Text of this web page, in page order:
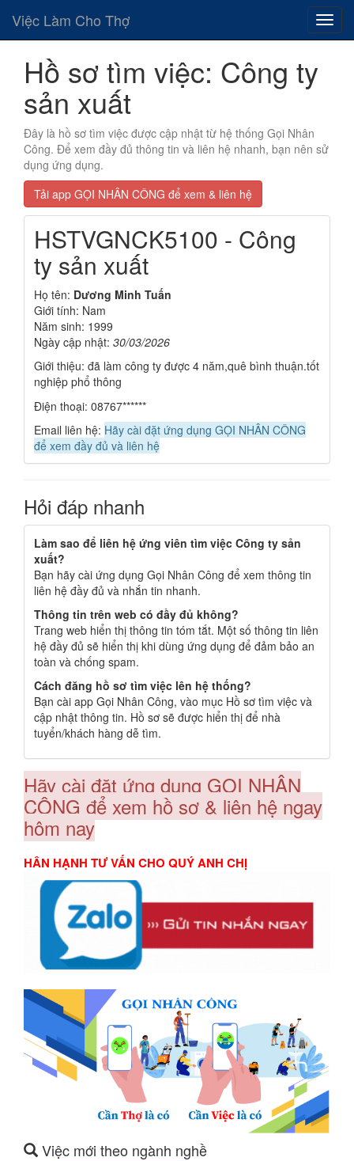
Việc Làm Cho Thợ
Hồ sơ tìm việc: Công ty
sản xuất
Đây là hồ sơ tìm việc được cập nhật từ hệ thống Gọi Nhân
Công. Để xem đầy đủ thông tin và liên hệ nhanh, bạn nên sử
dụng ứng dụng.
Tải app GỌI NHÂN CÔNG để xem & liên hệ
HSTVGNCK5100 - Công
ty sản xuất
Họ tên: Dương Minh Tuấn
Giới tính: Nam
Năm sinh: 1999
Ngày cập nhật: 30/03/2026
Giới thiệu: đã làm công ty được 4 năm,quê bình thuận.tốt
nghiệp phổ thông
Điện thoại: 08767******
Email liên hệ: Hãy cài đặt ứng dụng GỌI NHÂN CÔNG
để xem đầy đủ và liên hệ
Hỏi đáp nhanh
Làm sao để liên hệ ứng viên tìm việc Công ty sản
xuất?
Bạn hãy cài ứng dụng Gọi Nhân Công để xem thông tin
liên hệ đầy đủ và nhắn tin nhanh.
Thông tin trên web có đầy đủ không?
Trang web hiển thị thông tin tóm tắt. Một số thông tin liên
hệ đầy đủ sẽ hiển thị khi dùng ứng dụng để đảm bảo an
toàn và chống spam.
Cách đăng hồ sơ tìm việc lên hệ thống?
Bạn cài app Gọi Nhân Công, vào mục Hồ sơ tìm việc và
cập nhật thông tin. Hồ sơ sẽ được hiển thị để nhà
tuyển/khách hàng dễ tìm.
Hãy cài đặt ứng dụng GỌI NHÂN
CÔNG để xem hồ sơ & liên hệ ngay
hôm nay
HÂN HẠNH TƯ VẤN CHO QUÝ ANH CHỊ
Việc mới theo ngành nghề